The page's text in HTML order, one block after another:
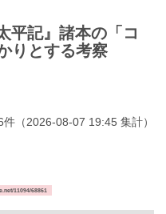
平記』諸本の「コ
りとする考察
件 （2026-08-07 19:45 集計）
11094/68861